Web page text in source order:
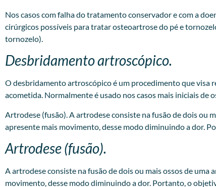
Nos casos com falha do tratamento conservador e com a
cirúrgicos possíveis para tratar osteoartrose do pé e
tornozelo).
Desbridamento artroscópico.
O desbridamento artroscópico é um procedimento que
acometida. Normalmente é usado nos casos mais iniciais de
Artrodese (fusão). A artrodese consiste na fusão de dois ou
apresente mais movimento, desse modo diminuindo a dor.
Artrodese (fusão).
A artrodese consiste na fusão de dois ou mais ossos de uma
movimento, desse modo diminuindo a dor. Portanto, o